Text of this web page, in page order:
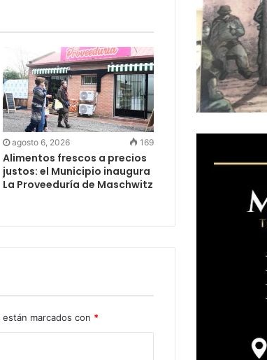
agosto 6, 2026 169
Alimentos frescos a precios
justos: el Municipio inaugura
La Proveeduría de Maschwitz
marcados con *